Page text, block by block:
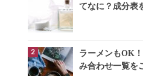
てなに？成分表
ラーメンもOK
み合わせ一覧を